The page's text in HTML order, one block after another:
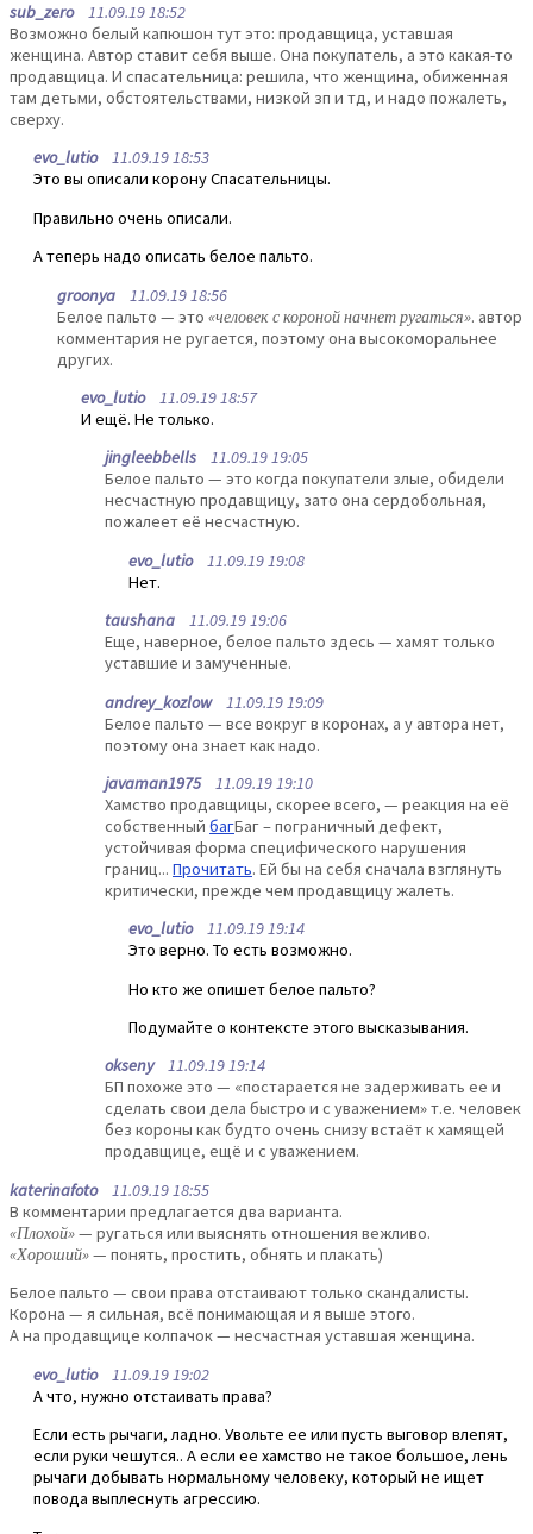
sub_zero11.09.19 18:52
Возможно белый капюшон тут это: продавщица, уставшая
женщина. Автор ставит себя выше. Она покупатель, а это какая-то
продавщица. И спасательница: решила, что женщина, обиженная
там детьми, обстоятельствами, низкой зп и тд, и надо пожалеть,
сверху.
evo_lutio11.09.19 18:53
Это вы описали корону Спасательницы.
Правильно очень описали.
А теперь надо описать белое пальто.
groonya 11.09.19 18:56
Белое пальто — это «человек с короной начнет ругаться». автор
комментария не ругается, поэтому она высокоморальнее
других.
evo_lutio11.09.19 18:57
И ещё. Не только.
jingleebbells 11.09.19 19:05
Белое пальто — это когда покупатели злые, обидели
несчастную продавщицу, зато она сердобольная,
пожалеет её несчастную.
evo_lutio11.09.19 19:08
Нет.
taushana 11.09.19 19:06
Еще, наверное, белое пальто здесь — хамят только
уставшие и замученные.
andrey_kozlow11.09.19 19:09
Белое пальто — все вокруг в коронах, а у автора нет,
поэтому она знает как надо.
javaman197511.09.19 19:10
Хамство продавщицы, скорее всего, — реакция на её
собственный багБаг – пограничный дефект,
устойчивая форма специфического нарушения
границ... Прочитать. Ей бы на себя сначала взглянуть
критически, прежде чем продавщицу жалеть.
evo_lutio11.09.19 19:14
Это верно. То есть возможно.
Но кто же опишет белое пальто?
Подумайте о контексте этого высказывания.
okseny11.09.19 19:14
БП похоже это — «постарается не задерживать ее и
сделать свои дела быстро и с уважением» т.е. человек
без короны как будто очень снизу встаёт к хамящей
продавщице, ещё и с уважением.
katerinafoto11.09.19 18:55
В комментарии предлагается два варианта.
«Плохой»— ругаться или выяснять отношения вежливо.
«Хороший»— понять, простить, обнять и плакать)
Белое пальто — свои права отстаивают только скандалисты.
Корона — я сильная, всё понимающая и я выше этого.
А на продавщице колпачок — несчастная уставшая женщина.
evo_lutio11.09.19 19:02
А что, нужно отстаивать права?
Если есть рычаги, ладно. Увольте ее или пусть выговор влепят,
если руки чешутся.. А если ее хамство не такое большое, лень
рычаги добывать нормальному человеку, который не ищет
повода выплеснуть агрессию.